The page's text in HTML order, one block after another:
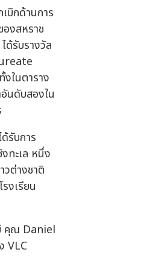
กด้านการ
งสหราช
รับรางวัล
ในตาราง
นดับสองใน
รับการ
ทะเล หนึ่ง
วต่างชาติ
งเรียน
คุณ Daniel
VLC